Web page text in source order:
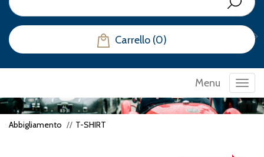
Carrello (0)
Menu
Abbigliamento T-SHIRT